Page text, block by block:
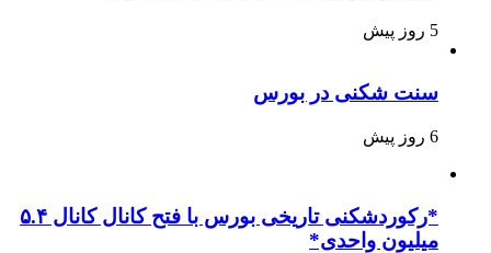
5 روز پیش
سنت شکنی در بورس
6 روز پیش
*رکوردشکنی تاریخی بورس با فتح کانال کانال ۵.۴
میلیون واحدی*